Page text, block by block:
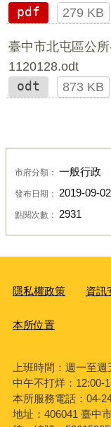
pdf
279 KB
臺中市北屯區公
1120128.odt
odt
873 KB
市府分類： 一般行政
發布日期： 2019-09-02
點閱次數： 2931
隱私權政策 資訊
本所位置
上班時間：週一至
中午不打烊：12:00-
本所服務電話：04-
地址：406041 臺中